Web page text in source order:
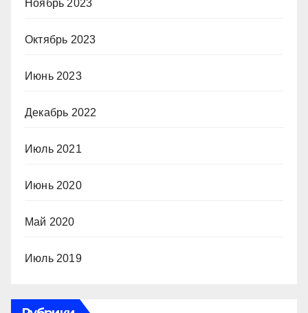
Ноябрь 2023
Октябрь 2023
Июнь 2023
Декабрь 2022
Июль 2021
Июнь 2020
Май 2020
Июль 2019